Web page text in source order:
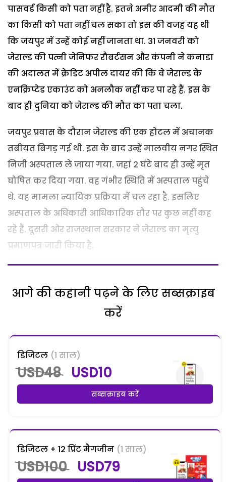
पासवर्ड किसी को पता नहीं है. इतने अमीर आदमी की मौत
का किसी को पता नहीं चल सका तो इस की वजह यह थी
कि जयपुर में उन्हें कोई नहीं जानता था. 31 जनवरी को
जेराल्ड की पत्नी जेनिफर रौबर्टसन और कंपनी ने कनाडा
की अदालत में क्रेडिट अपील दायर की कि वे जेराल्ड के
एनक्रिप्टेड एकाउंट को अनलौक नहीं कर पा रहे हैं. इस के
बाद ही दुनिया को जेराल्ड की मौत का पता चला.
जयपुर प्रवास के दौरान जेराल्ड की एक होटल में अचानक
तबीयत बिगड़ गई थी. इस के बाद उन्हें मालवीय नगर स्थित
निजी अस्पताल ले जाया गया. जहां 2 घंटे बाद ही उन्हें मृत
घोषित कर दिया गया. वह गंभीर स्थिति में अस्पताल पहुंचे
थे. यह मामला न्यायिक प्रक्रिया में चल रहा है. इसलिए
अस्पताल के अधिकारी आधिकारिक तौर पर कुछ नहीं कह
रहे हैं. दूसरी ओर राजस्थान सरकार ने जेराल्ड का मृत्यु
प्रमाणपत्र जारी किया है.
आगे की कहानी पढ़ने के लिए सब्सक्राइब
करें
डिजिटल (1 साल)
USD48 USD10
सब्सक्राइब करें
डिजिटल + 12 प्रिंट मैगजीन (1 साल)
USD100 USD79